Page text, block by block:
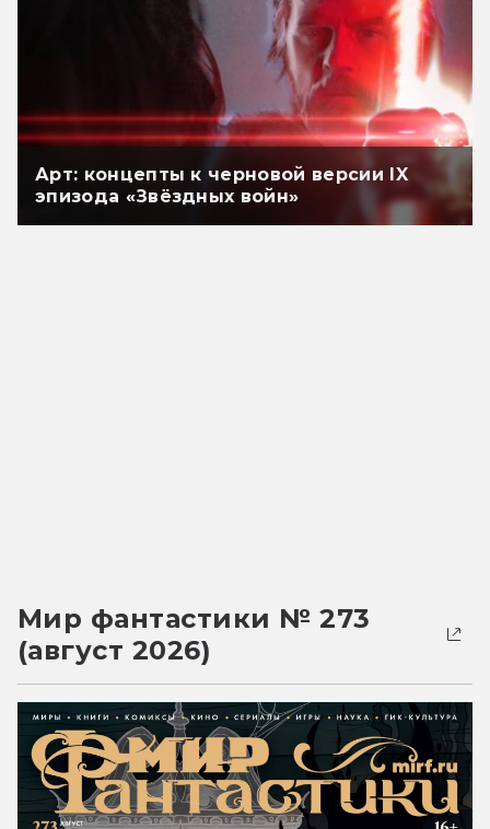
Арт: концепты к черновой версии IX
эпизода «Звёздных войн»
Мир фантастики № 273
(август 2026)